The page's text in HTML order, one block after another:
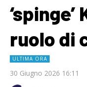
ruolo di
ULTIMA ORA
30 Giugno 2026 16:11